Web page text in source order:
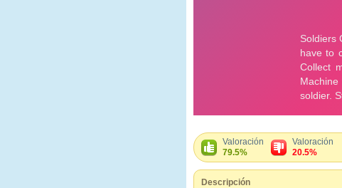
Valoración
79.5%
Valoración
20.5%
Descripción